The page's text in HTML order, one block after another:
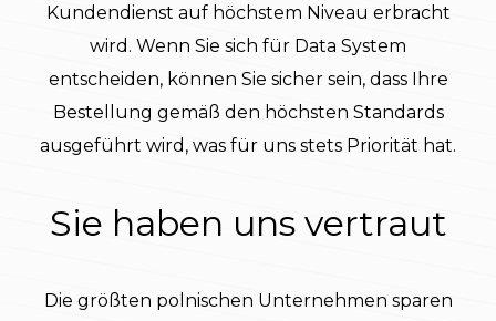
Kundendienst auf höchstem Niveau erbracht
wird. Wenn Sie sich für Data System
entscheiden, können Sie sicher sein, dass Ihre
Bestellung gemäß den höchsten Standards
ausgeführt wird, was für uns stets Priorität hat.
Sie haben uns vertraut
Die größten polnischen Unternehmen sparen